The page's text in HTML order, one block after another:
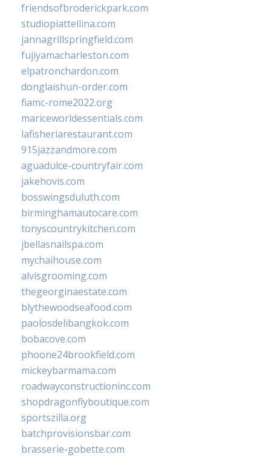
friendsofbroderickpark.com
studiopiattellina.com
jannagrillspringfield.com
fujiyamacharleston.com
elpatronchardon.com
donglaishun-order.com
fiamc-rome2022.org
mariceworldessentials.com
lafisheriarestaurant.com
915jazzandmore.com
aguadulce-countryfair.com
jakehovis.com
bosswingsduluth.com
birminghamautocare.com
tonyscountrykitchen.com
jbellasnailspa.com
mychaihouse.com
alvisgrooming.com
thegeorginaestate.com
blythewoodseafood.com
paolosdelibangkok.com
bobacove.com
phoone24brookfield.com
mickeybarmama.com
roadwayconstructioninc.com
shopdragonflyboutique.com
sportszilla.org
batchprovisionsbar.com
brasserie-gobette.com